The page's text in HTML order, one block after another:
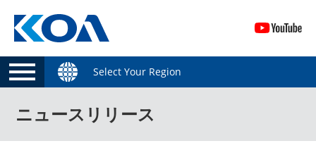
Select Your Region
ニュースリリース